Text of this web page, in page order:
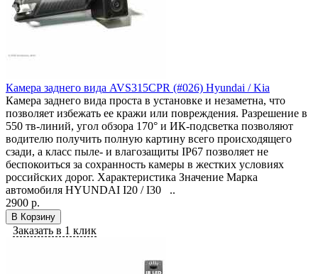
Камера заднего вида AVS315CPR (#026) Hyundai / Kia
Камера заднего вида проста в установке и незаметна, что
позволяет избежать ее кражи или повреждения. Разрешение в
550 тв-линий, угол обзора 170° и ИК-подсветка позволяют
водителю получить полную картину всего происходящего
сзади, а класс пыле- и влагозащиты IP67 позволяет не
беспокоиться за сохранность камеры в жестких условиях
российских дорог. Характеристика Значение Марка
автомобиля HYUNDAI I20 / I30 ..
2900 р.
В Корзину
Заказать в 1 клик